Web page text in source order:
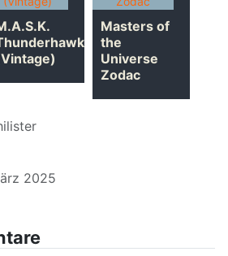
Masters of
the
Universe
Zodac
2025